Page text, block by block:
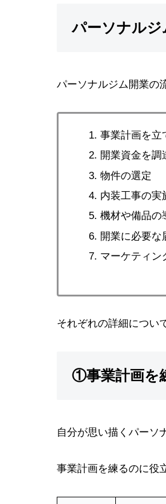
パーソナル
パーソナルジム開業の
事業計画を立
開業資金を調
物件の選定
内装工事の実
機材や備品の
開業に必要な
マーケティン
それぞれの詳細につい
①事業計画を
自分が思い描くパーソ
事業計画を練るのに役